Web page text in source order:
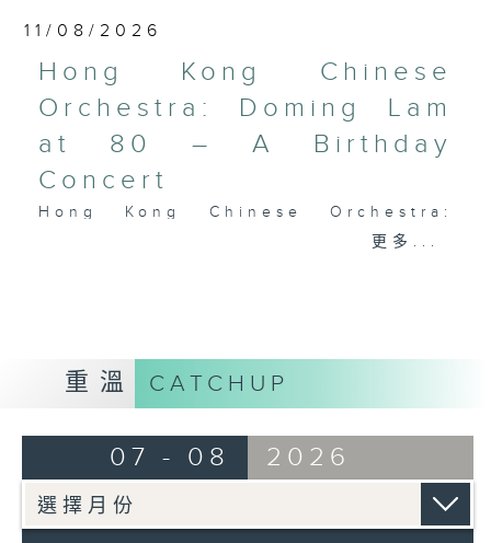
演藝學院大提琴音樂節2026
開幕音樂會——星籟弦響
香港演藝學院音樂學院弦樂系學生
歌舒詠（考夫曼改編）
羅西尼
《威廉．泰爾》序曲（為六把大提琴而作）
角野隼斗（張希文改編）
《雨》 (5’)
植松伸夫（葉進傑改編）
《最終幻想：米德加幻想》組曲 (15’)
香港演藝學院主辦
11/08/2026
Hong Kong Chinese
Orchestra: Doming Lam
at 80 – A Birthday
Concert
Hong Kong Chinese Orchestra:
Doming Lam at 80 – A Birthday
Doming LAM
Greetings Fanfare (4’)
Ancient Melodies (Doming LAM
Moonlight over the Spring River
(12’)
更多...
重溫 CATCHUP
07 - 08 2026